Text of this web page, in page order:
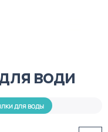
води
для воды